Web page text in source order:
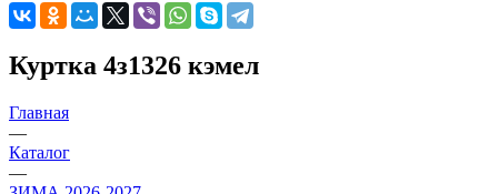
Куртка 4з1326 кэмел
Главная
—
Каталог
—